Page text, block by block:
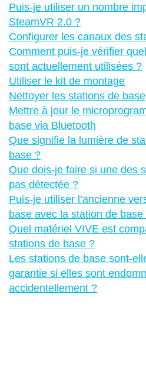
Puis-je utiliser un nombre
SteamVR 2.0 ?
Configurer les canaux des
Comment puis-je vérifier
sont actuellement utilisées ?
Utiliser le kit de montage
Nettoyer les stations de base
Mettre à jour le
base via Bluetooth
Que signifie la lumière de
base ?
Que dois-je faire si une des
pas détectée ?
Puis-je utiliser l’ancienne
base avec la station de
Quel matériel VIVE est
stations de base ?
Les stations de base sont-
garantie si elles sont
accidentellement ?